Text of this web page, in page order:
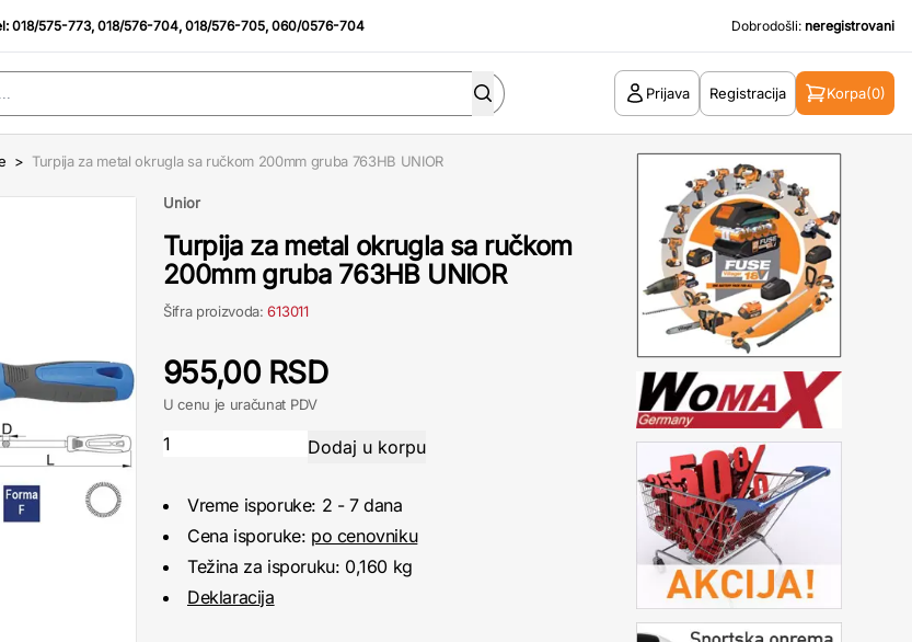
018/575-773,018/576-704,018/576-705,060/0576-704 Dobrodošli: neregistrovani
Prijava Registracija Korpa(0)
> Turpija za metal okrugla sa ručkom 200mm gruba 763HB UNIOR
Unior
Turpija za metal okrugla sa ručkom
200mm gruba 763HB UNIOR
Šifra proizvoda:613011
955,00 RSD
U cenu je uračunat PDV
Vreme isporuke: 2 - 7 dana
Cena isporuke: po cenovniku
Težina za isporuku: 0,160 kg
Deklaracija